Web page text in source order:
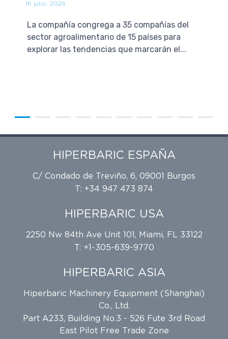
16 julio, 2026
La compañía congrega a 35 compañías del
sector agroalimentario de 15 países para
explorar las tendencias que marcarán el...
HIPERBARIC ESPAÑA
C/ Condado de Treviño, 6, 09001 Burgos
T: +34 947 473 874
HIPERBARIC USA
2250 Nw 84th Ave Unit 101, Miami, FL 33122
T: +1-305-639-9770
HIPERBARIC ASIA
Hiperbaric Machinery Equipment (Shanghai)
Co., Ltd.
Part A233, Building No.3 - 526 Fute 3rd Road
East Pilot Free Trade Zone